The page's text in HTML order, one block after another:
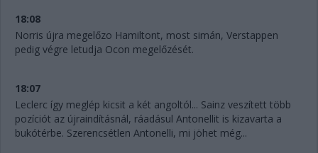
18:08
Norris újra megelőzo Hamiltont, most simán, Verstappen
pedig végre letudja Ocon megelőzését.
18:07
Leclerc így meglép kicsit a két angoltól... Sainz veszített több
pozíciót az újraindításnál, ráadásul Antonellit is kizavarta a
bukótérbe. Szerencsétlen Antonelli, mi jöhet még...